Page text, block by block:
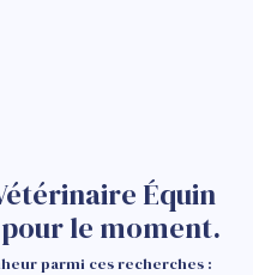
Équin
le moment.
parmi ces recherches :